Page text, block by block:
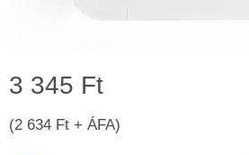
3 345 Ft
(2 634 Ft + ÁFA)